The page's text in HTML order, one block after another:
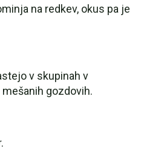
na redkev, okus pa je
v skupinah v
gozdovih.